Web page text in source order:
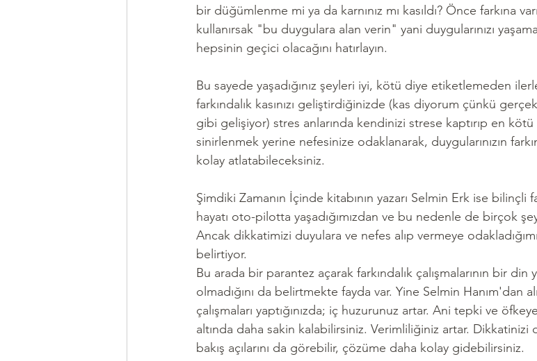
bir düğümlenme mi ya da karnınız mı kasıldı? Önce farkına
kullanırsak "bu duygulara alan verin" yani duygularınızı
hepsinin geçici olacağını hatırlayın.
Bu sayede yaşadığınız şeyleri iyi, kötü diye etiketlemeden
farkındalık kasınızı geliştirdiğinizde (kas diyorum çünkü
gibi gelişiyor) stres anlarında kendinizi strese kaptırıp en
sinirlenmek yerine nefesinize odaklanarak, duygularınızın
kolay atlatabileceksiniz.
Şimdiki Zamanın İçinde kitabının yazarı Selmin Erk ise bilinçli
hayatı oto-pilotta yaşadığımızdan ve bu nedenle de birçok
Ancak dikkatimizi duyulara ve nefes alıp vermeye
belirtiyor.
Bu arada bir parantez açarak farkındalık çalışmalarının bir
olmadığını da belirtmekte fayda var. Yine Selmin Hanım'dan
çalışmaları yaptığınızda; iç huzurunuz artar. Ani tepki ve
altında daha sakin kalabilirsiniz. Verimliliğiniz artar. Dikkatinizi
bakış açılarını da görebilir, çözüme daha kolay gidebilirsiniz.